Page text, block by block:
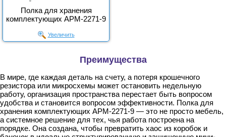
Полка для хранения
комплектующих АРМ-2271-9
Увеличить
Преимущества
В мире, где каждая деталь на счету, а потеря крошечного
резистора или микросхемы может остановить недельную
работу, организация пространства перестает быть вопросом
удобства и становится вопросом эффективности. Полка для
хранения комплектующих АРМ-2271-9 — это не просто мебель,
а системное решение для тех, чья работа построена на
порядке. Она создана, чтобы превратить хаос из коробок и